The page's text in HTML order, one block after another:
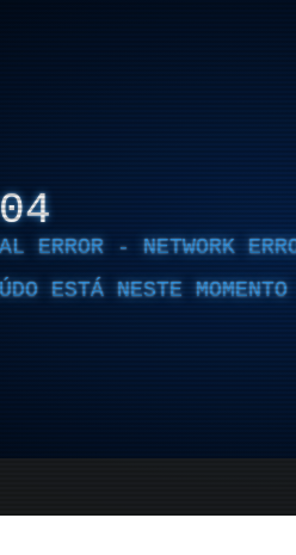
ERROR - NETWORK
ESTÁ NESTE